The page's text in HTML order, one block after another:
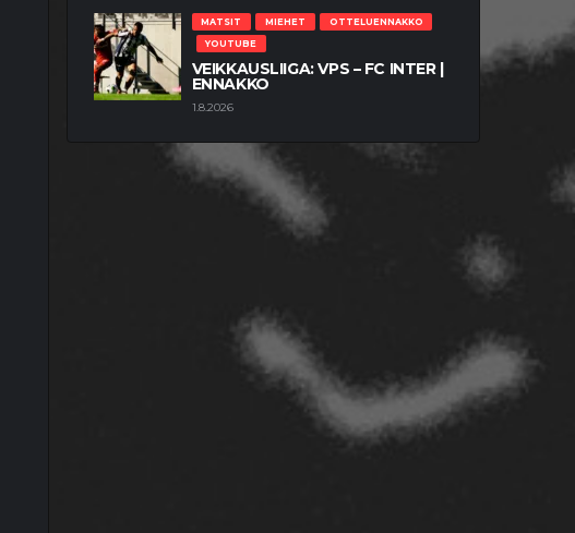
MATSIT MIEHET
OTTELUENNAKKO
YOUTUBE
VEIKKAUSLIIGA: VPS – FC INTER |
ENNAKKO
1.8.2026